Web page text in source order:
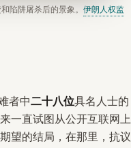
陷阱屠杀后的景象。 伊朗人权监
者中二十八位具名人士的
一直试图从公开互联网上
望的结局，在那里，抗议